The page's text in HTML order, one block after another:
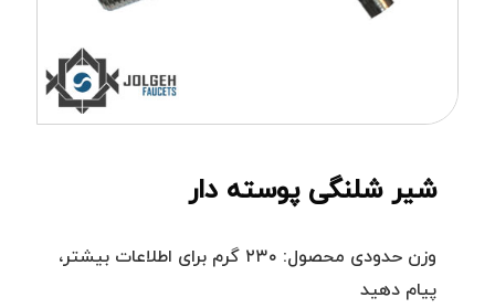
شیر شلنگی پوسته دار
وزن حدودی محصول: ۲۳۰ گرم برای اطلاعات بیشتر،
پیام دهید